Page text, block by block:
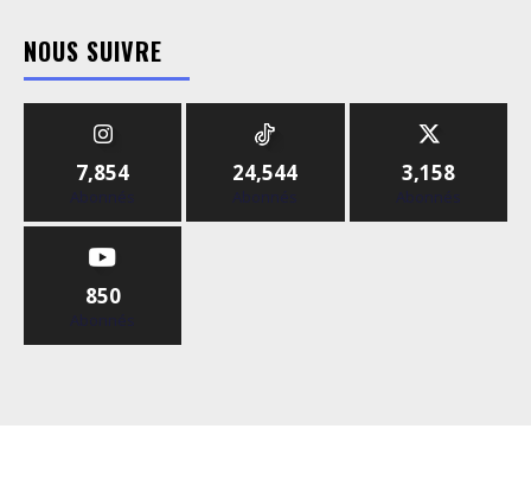
NOUS SUIVRE
7,854
Abonnés
24,544
Abonnés
3,158
Abonnés
850
Abonnés